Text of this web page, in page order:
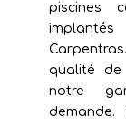
piscines
qualité de
notre
demande.